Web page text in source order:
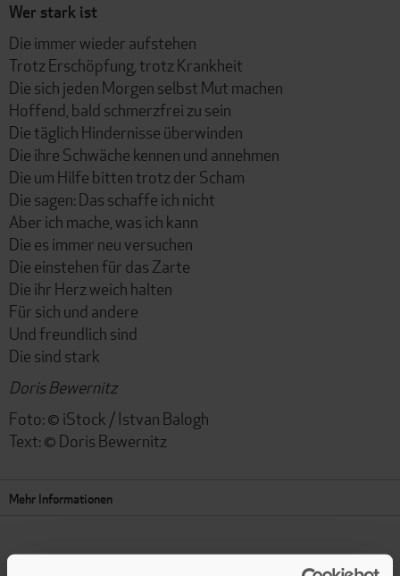
Wer stark ist
Die immer wieder aufstehen
Trotz Erschöpfung, trotz Krankheit
Die sich jeden Morgen selbst Mut machen
Hoffend, bald schmerzfrei zu sein
Die täglich Hindernisse überwinden
Die ihre Schwäche kennen und annehmen
Die um Hilfe bitten trotz der Scham
Die sagen: Das schaffe ich nicht
Aber ich mache, was ich kann
Die es immer neu versuchen
Die einstehen für das Zarte
Die ihr Herz weich halten
Für sich und andere
Und freundlich sind
Die sind stark
Doris Bewernitz
Foto: © iStock / Istvan Balogh
Text: © Doris Bewernitz
Mehr Informationen